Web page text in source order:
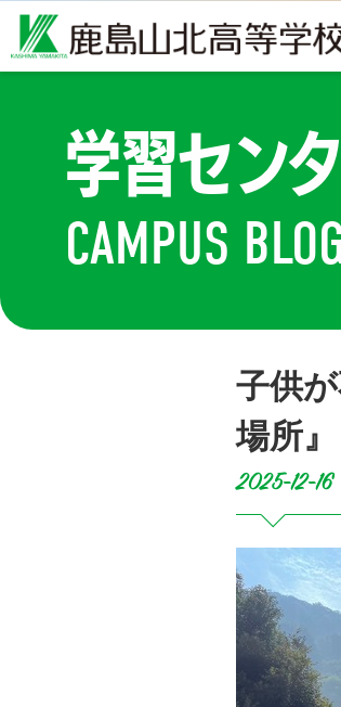
学習セン
CAMPUS
子供
場所』
2025-12-16